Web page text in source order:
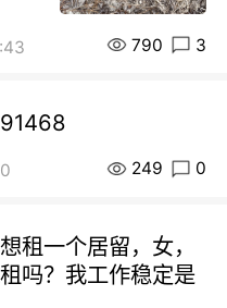
790 3
249 0
租一个居留，女，
吗？我工作稳定是